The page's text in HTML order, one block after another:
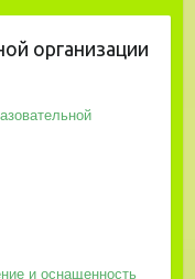
организации
и оснащенность